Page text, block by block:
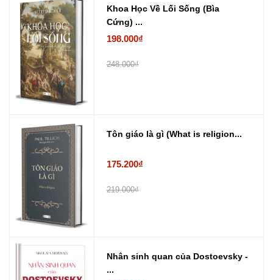
Khoa Học Về Lối Sống (Bìa
Cứng) ...
198.000₫
248.000₫
Tôn giáo là gì (What is religion...
175.200₫
219.000₫
Nhân sinh quan của Dostoevsky -
...